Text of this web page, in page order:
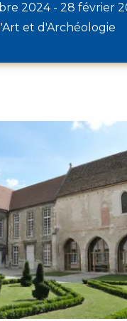
2024 - 28 février
et d'Archéologie